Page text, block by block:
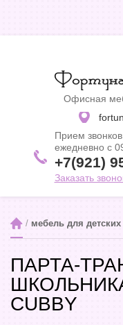
Офисная
Прием звонков
ежедневно с
+7(921)
Заказать
/ мебель для
ПАРТА-
CUBBY